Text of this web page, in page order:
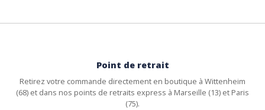
Point de retrait
Retirez votre commande directement en boutique à Wittenheim
(68) et dans nos points de retraits express à Marseille (13) et Paris
(75).